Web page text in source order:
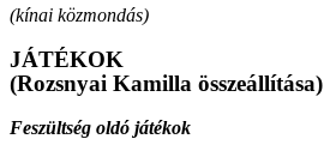
(kínai közmondás)
JÁTÉKOK
(Rozsnyai Kamilla összeállítása)
Feszültség oldó játékok